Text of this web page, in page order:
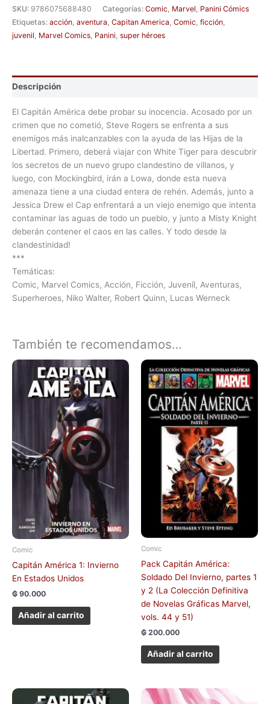
SKU: 9786075688480 Categorías: Comic, Marvel, Panini Cómics
Etiquetas: acción, aventura, Capitan America, Comic, ficción,
juvenil, Marvel Comics, Panini, super héroes
Descripción
El Capitán América debe probar su inocencia. Acosado por un
crimen que no cometió, Steve Rogers se enfrenta a sus
enemigos más inalcanzables con la ayuda de las Hijas de la
Libertad. Primero, deberá viajar con White Tiger para descubrir
los secretos de un nuevo grupo clandestino de villanos, y
luego, con Mockingbird, irán a Lowa, donde esta nueva
amenaza tiene a una ciudad entera de rehén. Además, junto a
Jessica Drew el Cap enfrentará a un viejo enemigo que intenta
contaminar las aguas de todo un pueblo, y junto a Misty Knight
deberán contener el caos en las calles. Y todo desde la
clandestinidad!
***
Temáticas:
Comic, Marvel Comics, Acción, Ficción, Juveníl, Aventuras,
Superheroes, Niko Walter, Robert Quinn, Lucas Werneck
También te recomendamos…
Comic
Capitán América 1: Invierno
En Estados Unidos
₲ 90.000
Añadir al carrito
Comic
Pack Capitán América:
Soldado Del Invierno, partes 1
y 2 (La Colección Definitiva
de Novelas Gráficas Marvel,
vols. 44 y 51)
₲ 200.000
Añadir al carrito